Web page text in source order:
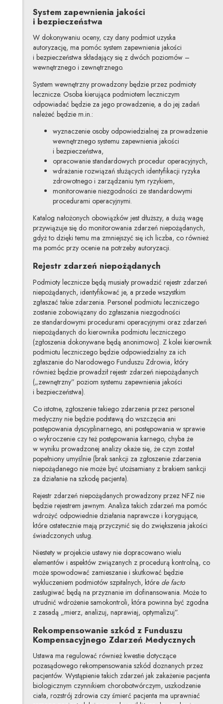
System zapewnienia jakości
i bezpieczeństwa
W dokonywaniu oceny, czy dany podmiot uzyska
autoryzację, ma pomóc system zapewnienia jakości
i bezpieczeństwa składający się z dwóch poziomów –
wewnętrznego i zewnętrznego.
System wewnętrzny prowadzony będzie przez podmioty
lecznicze. Osoba kierująca podmiotem leczniczym
odpowiadać będzie za jego prowadzenie, a do jej zadań
należeć będzie m.in.:
wyznaczenie osoby odpowiedzialnej za prowadzenie
wewnętrznego systemu zapewnienia jakości
i bezpieczeństwa,
opracowanie standardowych procedur operacyjnych,
wdrażanie rozwiązań służących identyfikacji ryzyka
zdrowotnego i zarządzaniu tym ryzykiem,
monitorowanie niezgodności ze standardowymi
procedurami operacyjnymi.
Katalog nałożonych obowiązków jest dłuższy, a dużą wagę
przywiązuje się do monitorowania zdarzeń niepożądanych,
gdyż to dzięki temu ma zmniejszyć się ich liczba, co również
ma pomóc przy ocenie na potrzeby autoryzacji.
Rejestr zdarzeń niepożądanych
Podmioty lecznicze będą musiały prowadzić rejestr zdarzeń
niepożądanych, identyfikować je, a przede wszystkim
zgłaszać takie zdarzenia. Personel podmiotu leczniczego
zostanie zobowiązany do zgłaszania niezgodności
ze standardowymi procedurami operacyjnymi oraz zdarzeń
niepożądanych do kierownika podmiotu leczniczego
(zgłoszenia dokonywane będą anonimowo). Z kolei kierownik
podmiotu leczniczego będzie odpowiedzialny za ich
zgłaszanie do Narodowego Funduszu Zdrowia, który
również będzie prowadził rejestr zdarzeń niepożądanych
(„zewnętrzny” poziom systemu zapewnienia jakości
i bezpieczeństwa).
Co istotne, zgłoszenie takiego zdarzenia przez personel
medyczny nie będzie podstawą do wszczęcia ani
postępowania dyscyplinarnego, ani postępowania w sprawie
o wykroczenie czy też postępowania karnego, chyba że
w wyniku prowadzonej analizy okaże się, że czyn został
popełniony umyślnie (brak sankcji za zgłoszenie zdarzenia
niepożądanego nie może być utożsamiany z brakiem sankcji
za działanie na szkodę pacjenta).
Rejestr zdarzeń niepożądanych prowadzony przez NFZ nie
będzie rejestrem jawnym. Analiza takich zdarzeń ma pomóc
wdrożyć odpowiednie działania naprawcze i korygujące,
które ostatecznie mają przyczynić się do zwiększenia jakości
świadczonych usług.
Niestety w projekcie ustawy nie dopracowano wielu
elementów i aspektów związanych z procedurą kontrolną, co
może spowodować zamieszanie i skutkować będzie
wykluczeniem podmiotów szpitalnych, które de facto
zasługiwać będą na przyznanie im dofinansowania. Może to
utrudnić wdrożenie samokontroli, która powinna być zgodna
z zasadą „mierz, analizuj, naprawiaj, optymalizuj”.
Rekompensowanie szkód z Funduszu
Kompensacyjnego Zdarzeń Medycznych
Ustawa ma regulować również kwestie dotyczące
pozasądowego rekompensowania szkód doznanych przez
pacjentów. Wystąpienie takich zdarzeń jak zakażenie pacjenta
biologicznym czynnikiem chorobotwórczym, uszkodzenie
ciała, rozstrój zdrowia czy śmierć pacjenta ma uprawniać